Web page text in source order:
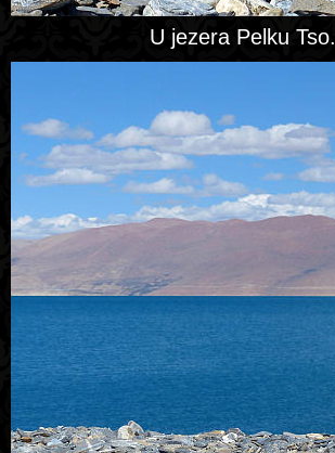
U jezera Pelku Tso.